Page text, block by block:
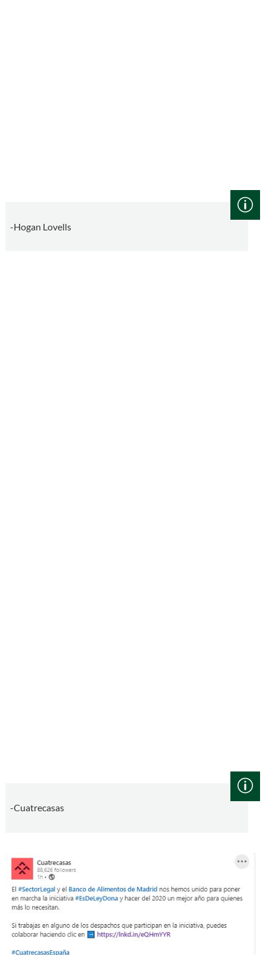
-Hogan Lovells
-Cuatrecasas